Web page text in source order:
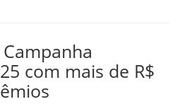
com mais de R$